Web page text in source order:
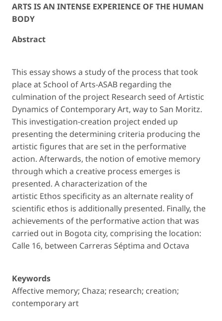
ARTS IS AN INTENSE EXPERIENCE OF THE HUMAN
BODY
Abstract
This essay shows a study of the process that took
place at School of Arts-ASAB regarding the
culmination of the project Research seed of Artistic
Dynamics of Contemporary Art, way to San Moritz.
This investigation-creation project ended up
presenting the determining criteria producing the
artistic figures that are set in the performative
action. Afterwards, the notion of emotive memory
through which a creative process emerges is
presented. A characterization of the
artistic Ethos specificity as an alternate reality of
scientific ethos is additionally presented. Finally, the
achievements of the performative action that was
carried out in Bogota city, comprising the location:
Calle 16, between Carreras Séptima and Octava
Keywords
Affective memory; Chaza; research; creation;
contemporary art